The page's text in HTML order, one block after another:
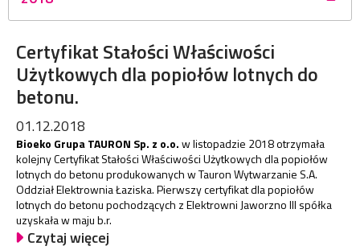
Certyfikat Stałości Właściwości
Użytkowych dla popiołów lotnych do
betonu.
01.12.2018
Bioeko Grupa TAURON Sp. z o.o.w listopadzie 2018 otrzymała
kolejny Certyfikat Stałości Właściwości Użytkowych dla popiołów
lotnych do betonu produkowanych w Tauron Wytwarzanie S.A.
Oddział Elektrownia Łaziska. Pierwszy certyfikat dla popiołów
lotnych do betonu pochodzących z Elektrowni Jaworzno III spółka
uzyskała w maju b.r.
Czytaj więcej